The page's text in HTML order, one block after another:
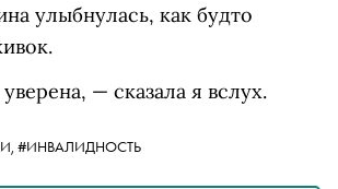
улыбнулась, как будто
— сказала я вслух.
#ИНВАЛИДНОСТЬ